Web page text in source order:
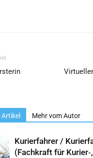
Mehr vom Autor
Kurierfahrer /
(Fachkraft für